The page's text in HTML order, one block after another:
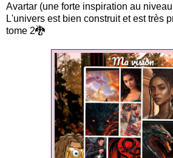
Avartar (une forte inspiration au
L'univers est bien construit et est très
tome 2🐉